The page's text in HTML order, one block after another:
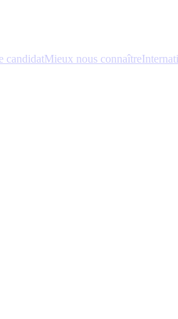
candidatMieux nous connaître